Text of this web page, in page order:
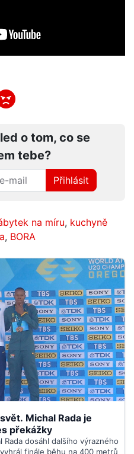
o tom, co se
tebe?
Přihlásit
na míru, kuchyně
, BORA